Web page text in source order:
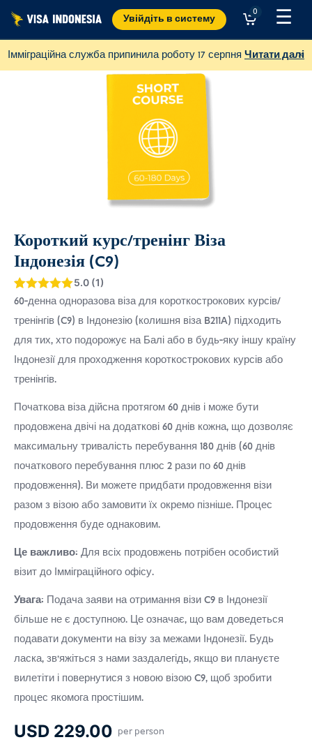
Перейти
змісту
Увійдіть в систему
0 ☰
Імміграційна служба припинила роботу 17 серпня Читати далі
×
Короткий курс/тренінг Віза
Індонезія (C9)
Рейтинг 5з
5 на основі
опитування
5
5.0 (1)
60-денна одноразова віза для короткострокових курсів/
тренінгів (C9) в Індонезію (колишня віза B211A) підходить
для тих, хто подорожує на Балі або в будь-яку іншу країну
Індонезії для проходження короткострокових курсів або
тренінгів.
Початкова віза дійсна протягом 60 днів і може бути
продовжена двічі на додаткові 60 днів кожна, що дозволяє
максимальну тривалість перебування 180 днів (60 днів
початкового перебування плюс 2 рази по 60 днів
продовження). Ви можете придбати продовження візи
разом з візою або замовити їх окремо пізніше. Процес
продовження буде однаковим.
Це важливо: Для всіх продовжень потрібен особистий
візит до Імміграційного офісу.
Увага: Подача заяви на отримання візи C9 в Індонезії
більше не є доступною. Це означає, що вам доведеться
подавати документи на візу за межами Індонезії. Будь
ласка, зв'яжіться з нами заздалегідь, якщо ви плануєте
вилетіти і повернутися з новою візою C9, щоб зробити
процес якомога простішим.
USD 229.00 per person
Пожертвуйте на Sungai Watch
для очищення річок Балі
Пожертвувати